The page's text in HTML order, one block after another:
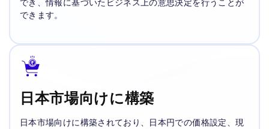
でき、情報に基づいたビジネス上の意思決定を行うことが
できます。
日本市場向けに構築
日本市場向けに構築されており、日本円での価格設定、現